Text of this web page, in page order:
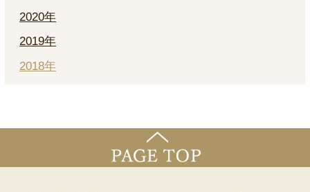
2020年
2019年
2018年